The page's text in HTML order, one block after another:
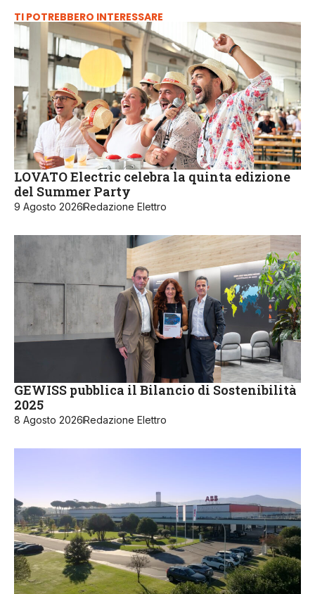
TI POTREBBERO INTERESSARE
LOVATO Electric celebra la quinta edizione
del Summer Party
9 Agosto 2026Redazione Elettro
GEWISS pubblica il Bilancio di Sostenibilità
2025
8 Agosto 2026Redazione Elettro